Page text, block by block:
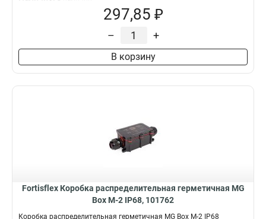
297,85 ₽
– +
В корзину
Fortisflex Коробка распределительная герметичная MG
Box M-2 IP68, 101762
Коробка распределительная герметичная MG Box M-2 IP68